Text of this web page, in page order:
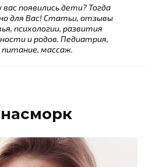
появились дети? Тогда
для Вас! Статьи, отзывы
психологии, развития
и родов. Педиатрия,
массаж.